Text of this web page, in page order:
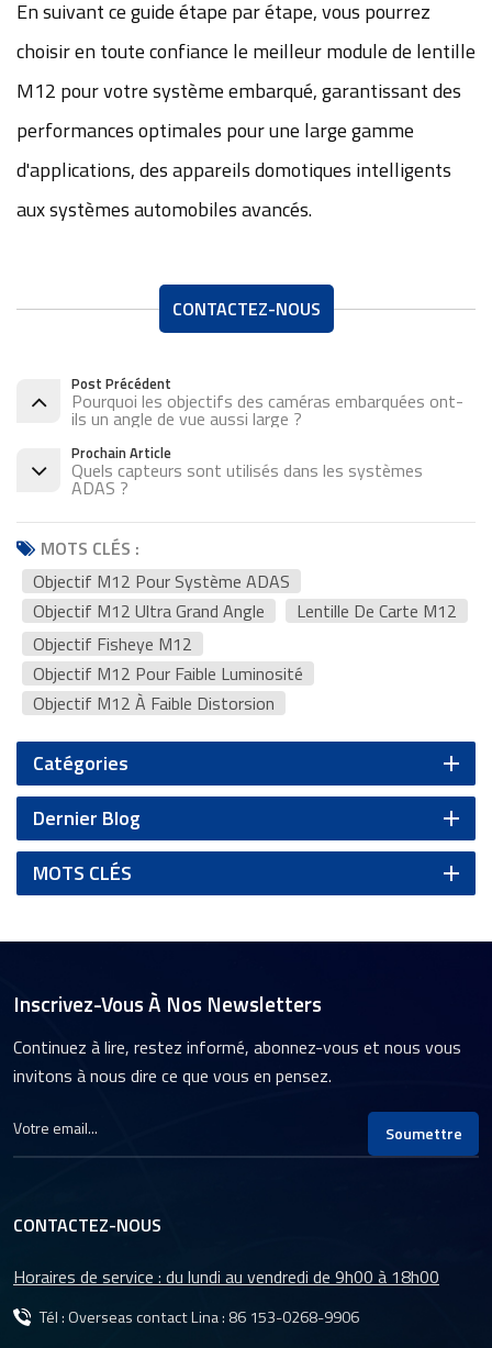
En suivant ce guide étape par étape, vous pourrez
choisir en toute confiance le meilleur module de lentille
M12 pour votre système embarqué, garantissant des
performances optimales pour une large gamme
d'applications, des appareils domotiques intelligents
aux systèmes automobiles avancés.
CONTACTEZ-NOUS
Post Précédent
Pourquoi les objectifs des caméras embarquées ont-
ils un angle de vue aussi large ?
Prochain Article
Quels capteurs sont utilisés dans les systèmes
ADAS ?
MOTS CLÉS :
Objectif M12 Pour Système ADAS
Objectif M12 Ultra Grand Angle
Lentille De Carte M12
Objectif Fisheye M12
Objectif M12 Pour Faible Luminosité
Objectif M12 À Faible Distorsion
Catégories
Dernier Blog
MOTS CLÉS
Inscrivez-Vous À Nos Newsletters
Continuez à lire, restez informé, abonnez-vous et nous vous
invitons à nous dire ce que vous en pensez.
Soumettre
CONTACTEZ-NOUS
Horaires de service : du lundi au vendredi de 9h00 à 18h00
Tél : Overseas contact Lina :86 153-0268-9906